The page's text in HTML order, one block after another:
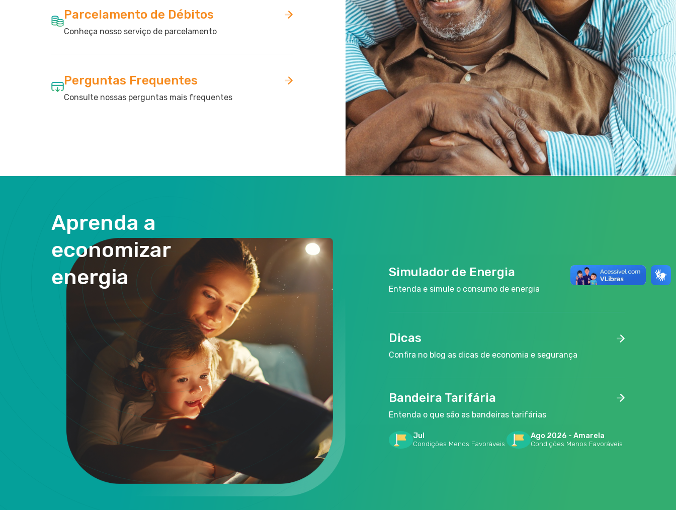
Parcelamento de Débitos
Conheça nosso serviço de parcelamento
Perguntas Frequentes
Consulte nossas perguntas mais frequentes
Aprenda a
economizar
energia
Simulador de Energia
Entenda e simule o consumo de energia
Dicas
Confira no blog as dicas de economia e segurança
Bandeira Tarifária
Entenda o que são as bandeiras tarifárias
Jul
​Condições Menos Favoráveis
Ago​ 2026 - Amarela
Condições Menos Favoráveis